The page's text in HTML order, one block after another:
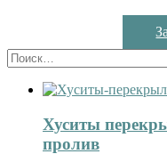
Найти:
Хуситы
пролив